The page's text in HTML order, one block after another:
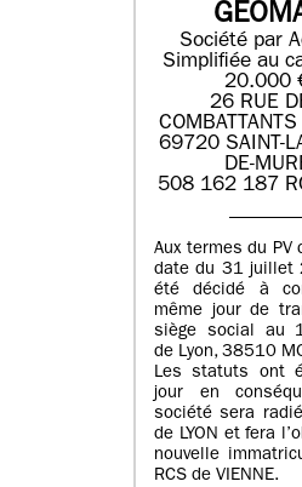
Société par
Simplifiée au
20.000
26 RUE
69720 SAINT-
DE-
508 162 187
Aux termes du PV
date du 31 juillet
été décidé à
même jour de
siège social au
de Lyon, 38510
Les statuts ont
jour en
société sera
de LYON et fera
nouvelle
RCS de VIENNE.